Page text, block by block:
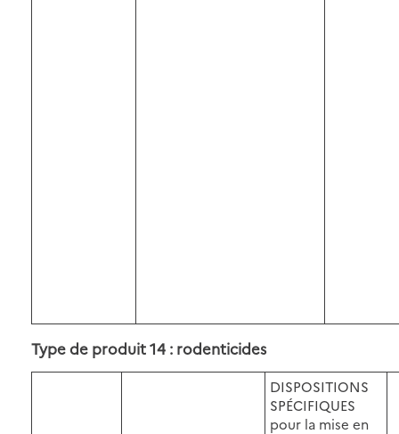
Type de produit 14 : rodenticides
DISPOSITIONS
SPÉCIFIQUES
pour la mise en